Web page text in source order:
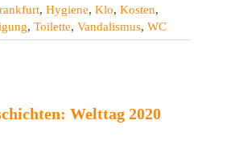
Toilettengeschichten:
Im
öffentlichen
, Hygiene, Klo, Kosten,
, Toilette, Vandalismus, WC
Welttag 2020